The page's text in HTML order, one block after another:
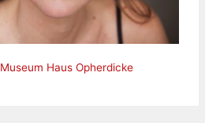
Haus Opherdicke